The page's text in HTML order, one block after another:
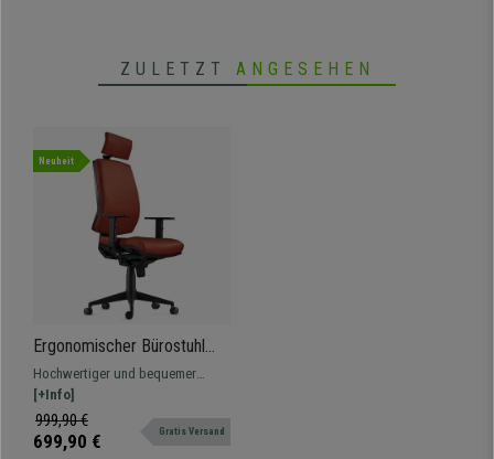
ZULETZT ANGESEHEN
Neuheit
Ergonomischer Bürostuhl
OLIVER ECHTLEDER mit
Kopfstütze, 8h-Nutzung,
dicke Polsterung, Farbe
Braun
Hochwertiger und bequemer
ergonomischer Bürostuhl aus
erstklassigen Materialien, für die
professionelle 8h-Nutzung
[+Info]
999,90 €
699,90 € Gratis Versand